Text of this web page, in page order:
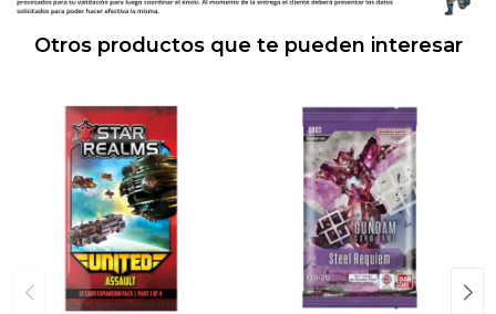
Otros productos que te pueden interesar